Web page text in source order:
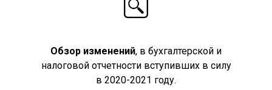
Обзор изменений, в бухгалтерской и
налоговой отчетности вступивших в силу
в 2020-2021 году.